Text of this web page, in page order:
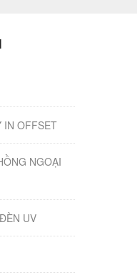
IN OFFSET
NGOẠI
UV